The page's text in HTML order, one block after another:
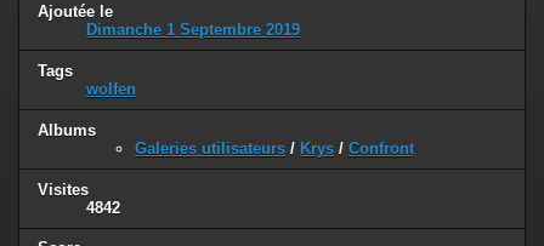
Ajoutée le
Dimanche 1 Septembre 2019
Tags
wolfen
Albums
Galeries utilisateurs / Krys / Confront
Visites
4842